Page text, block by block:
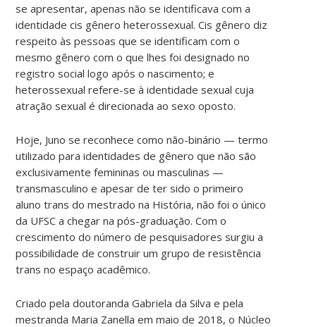
se apresentar, apenas não se identificava com a
identidade cis gênero heterossexual. Cis gênero diz
respeito às pessoas que se identificam com o
mesmo gênero com o que lhes foi designado no
registro social logo após o nascimento; e
heterossexual refere-se à identidade sexual cuja
atração sexual é direcionada ao sexo oposto.
Hoje, Juno se reconhece como não-binário — termo
utilizado para identidades de gênero que não são
exclusivamente femininas ou masculinas —
transmasculino e apesar de ter sido o primeiro
aluno trans do mestrado na História, não foi o único
da UFSC a chegar na pós-graduação. Com o
crescimento do número de pesquisadores surgiu a
possibilidade de construir um grupo de resistência
trans no espaço acadêmico.
Criado pela doutoranda Gabriela da Silva e pela
mestranda Maria Zanella em maio de 2018, o Núcleo